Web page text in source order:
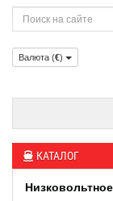
Валюта (€)
КАТАЛОГ